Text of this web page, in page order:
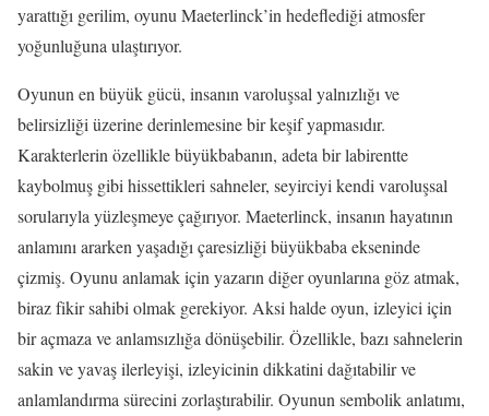
yarattığı gerilim, oyunu Maeterlinck’in hedeflediği atmosfer
yoğunluğuna ulaştırıyor.
Oyunun en büyük gücü, insanın varoluşsal yalnızlığı ve
belirsizliği üzerine derinlemesine bir keşif yapmasıdır.
Karakterlerin özellikle büyükbabanın, adeta bir labirentte
kaybolmuş gibi hissettikleri sahneler, seyirciyi kendi varoluşsal
sorularıyla yüzleşmeye çağırıyor. Maeterlinck, insanın hayatının
anlamını ararken yaşadığı çaresizliği büyükbaba ekseninde
çizmiş. Oyunu anlamak için yazarın diğer oyunlarına göz atmak,
biraz fikir sahibi olmak gerekiyor. Aksi halde oyun, izleyici için
bir açmaza ve anlamsızlığa dönüşebilir. Özellikle, bazı sahnelerin
sakin ve yavaş ilerleyişi, izleyicinin dikkatini dağıtabilir ve
anlamlandırma sürecini zorlaştırabilir. Oyunun sembolik anlatımı,